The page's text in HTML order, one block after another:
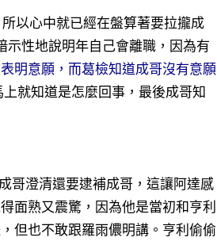
以心中就已經在盤算著要拉攏成
性地說明年自己會離職，因為有
明意願，而葛檢知道成哥沒有意願
就知道是怎麼回事，最後成哥知
哥澄清還要逮補成哥，這讓阿達感
面熟又震驚，因為他是當初和亨利
但也不敢跟羅雨儂明講。亨利偷偷